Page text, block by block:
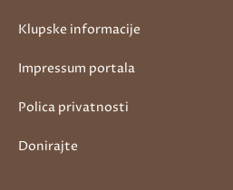
Klupske informacije
Impressum portala
Polica privatnosti
Donirajte